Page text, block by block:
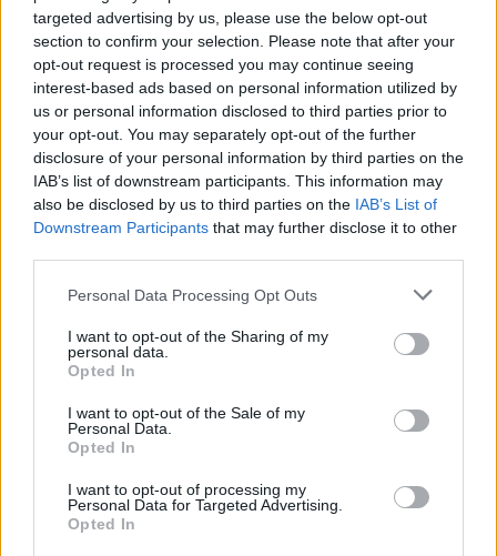
targeted advertising by us, please use the below opt-out
section to confirm your selection. Please note that after your
opt-out request is processed you may continue seeing
interest-based ads based on personal information utilized by
us or personal information disclosed to third parties prior to
your opt-out. You may separately opt-out of the further
disclosure of your personal information by third parties on the
IAB’s list of downstream participants. This information may
also be disclosed by us to third parties on the IAB’s List of
Downstream Participants that may further disclose it to other
Personal Data Processing Opt Outs
I want to opt-out of the Sharing of my
personal data.
Opted In
I want to opt-out of the Sale of my
Personal Data.
Opted In
I want to opt-out of processing my
Personal Data for Targeted Advertising.
Opted In
In evidenza